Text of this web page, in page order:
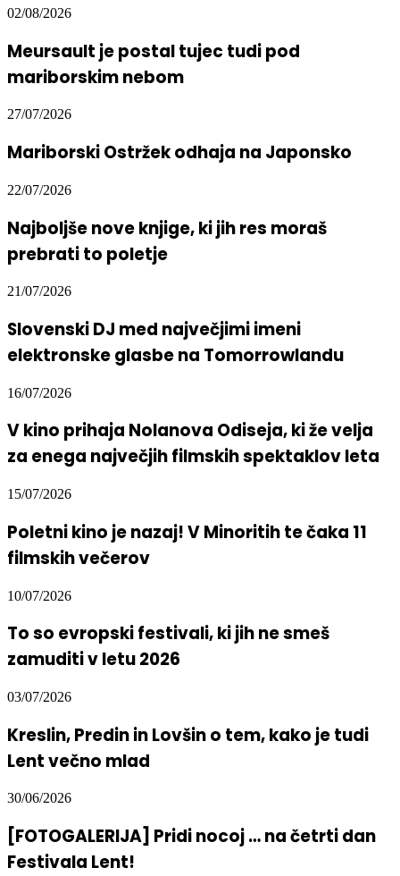
02/08/2026
Meursault je postal tujec tudi pod
mariborskim nebom
27/07/2026
Mariborski Ostržek odhaja na Japonsko
22/07/2026
Najboljše nove knjige, ki jih res moraš
prebrati to poletje
21/07/2026
Slovenski DJ med največjimi imeni
elektronske glasbe na Tomorrowlandu
16/07/2026
V kino prihaja Nolanova Odiseja, ki že velja
za enega največjih filmskih spektaklov leta
15/07/2026
Poletni kino je nazaj! V Minoritih te čaka 11
filmskih večerov
10/07/2026
To so evropski festivali, ki jih ne smeš
zamuditi v letu 2026
03/07/2026
Kreslin, Predin in Lovšin o tem, kako je tudi
Lent večno mlad
30/06/2026
[FOTOGALERIJA] Pridi nocoj … na četrti dan
Festivala Lent!